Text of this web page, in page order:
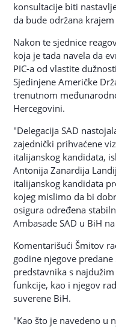
konsultacije biti
da bude održana
Nakon te sjednice
koja je tada navela da
PIC-a od vlastite
Sjedinjene Američke
trenutnom
Hercegovini.
"Delegacija SAD
zajednički prihvaćene
italijanskog kandidata,
Antonija Zanardija
italijanskog kandidata
kojeg mislimo da bi
osigura određena
Ambasade SAD u BiH
Komentarišući Šmitov
godine njegove
predstavnika s
funkcije, kao i njegov
suverene BiH.
"Kao što je navedeno u